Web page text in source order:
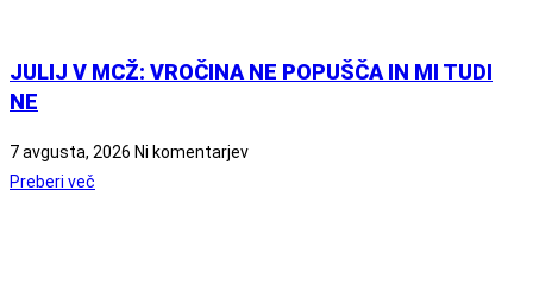
JULIJ V MCŽ: VROČINA NE POPUŠČA IN MI TUDI
NE
7 avgusta, 2026 Ni komentarjev
Preberi več